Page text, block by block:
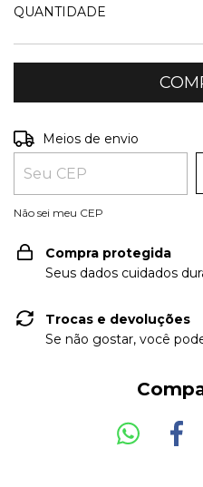
QUANTIDADE
Entregas para o CEP:
Meios de envio
Não sei meu CEP
Compra protegida
Seus dados cuidados
Trocas e devoluções
Se não gostar, você